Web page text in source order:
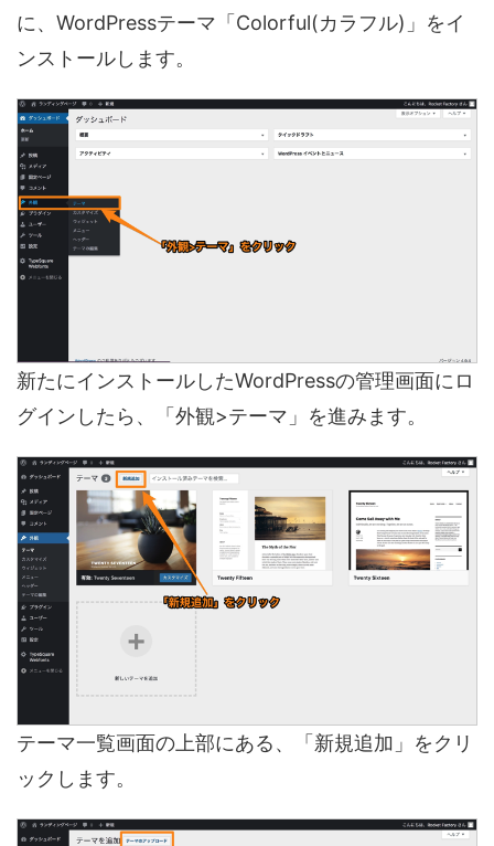
に、WordPressテーマ「Colorful(カラフル)」をイ
ンストールします。
新たにインストールしたWordPressの管理画面にロ
グインしたら、「外観>テーマ」を進みます。
テーマ一覧画面の上部にある、「新規追加」をクリ
ックします。